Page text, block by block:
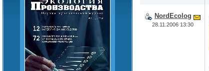
NordEcolog
28.11.2006 13:30